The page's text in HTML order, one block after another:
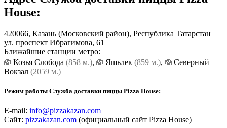
House:
420066, Казань (Московский район), Республика Татарстан
ул. проспект Ибрагимова, 61
Ближайшие станции метро:
Козья Слобода (858 м.), Яшьлек (859 м.),
Северный
Вокзал (2059 м.)
Режим работы Служба доставки пиццы Pizza House:
E-mail: info@pizzakazan.com
Сайт: pizzakazan.com (официальный сайт Pizza House)